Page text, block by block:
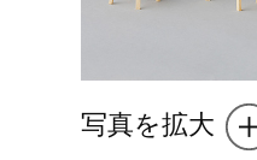
写真を拡大